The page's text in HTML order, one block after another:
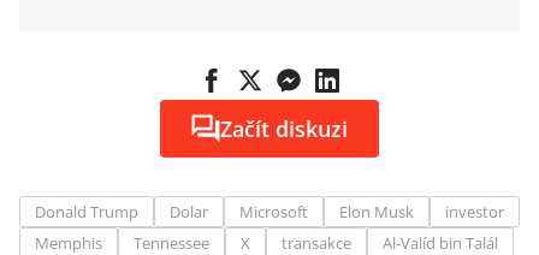
Začít diskuzi
Donald Trump Dolar Microsoft Elon Musk
investor
Memphis
Tennessee X transakce Al-Valíd bin Talál